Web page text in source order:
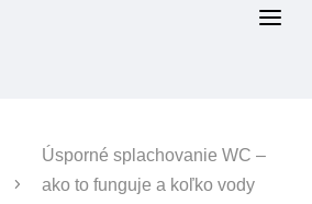
a
5
Úsporné splachovanie WC –
ako to funguje a koľko vody